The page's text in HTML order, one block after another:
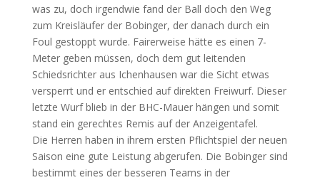
was zu, doch irgendwie fand der Ball doch den Weg
zum Kreisläufer der Bobinger, der danach durch ein
Foul gestoppt wurde. Fairerweise hätte es einen 7-
Meter geben müssen, doch dem gut leitenden
Schiedsrichter aus Ichenhausen war die Sicht etwas
versperrt und er entschied auf direkten Freiwurf. Dieser
letzte Wurf blieb in der BHC-Mauer hängen und somit
stand ein gerechtes Remis auf der Anzeigentafel.
Die Herren haben in ihrem ersten Pflichtspiel der neuen
Saison eine gute Leistung abgerufen. Die Bobinger sind
bestimmt eines der besseren Teams in der